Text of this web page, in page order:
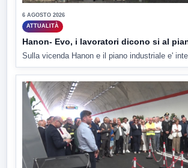
6 AGOSTO 2026
ATTUALITÀ
Hanon- Evo, i lavoratori dicono si al
Sulla vicenda Hanon e il piano industriale e'